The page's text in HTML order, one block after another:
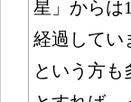
星」からは
経過してい
という方